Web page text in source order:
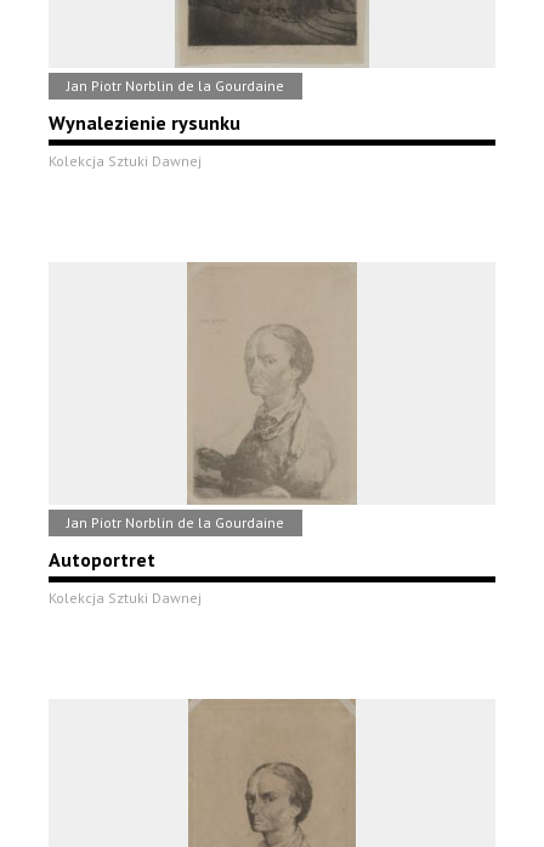
Jan Piotr Norblin de la Gourdaine
Wynalezienie rysunku
Kolekcja Sztuki Dawnej
Jan Piotr Norblin de la Gourdaine
Autoportret
Kolekcja Sztuki Dawnej